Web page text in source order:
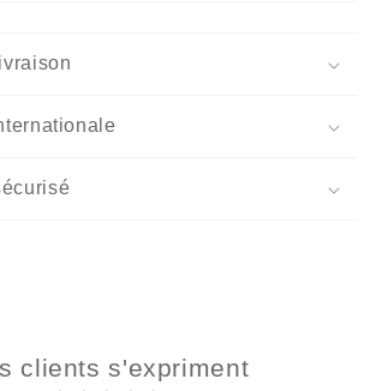
clients s'expriment